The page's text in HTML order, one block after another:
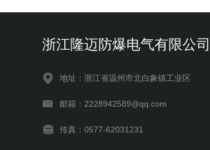
浙江隆迈防爆电气有限公司
地址：浙江省温州市北白象镇工业区
邮箱：2228942589@qq.com
传真：0577-62031231